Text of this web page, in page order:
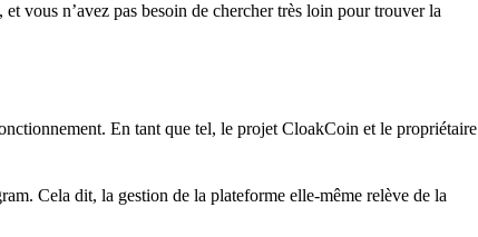
vous n’avez pas besoin de chercher très loin pour trouver la
En tant que tel, le projet CloakCoin et le propriétaire
Cela dit, la gestion de la plateforme elle-même relève de la